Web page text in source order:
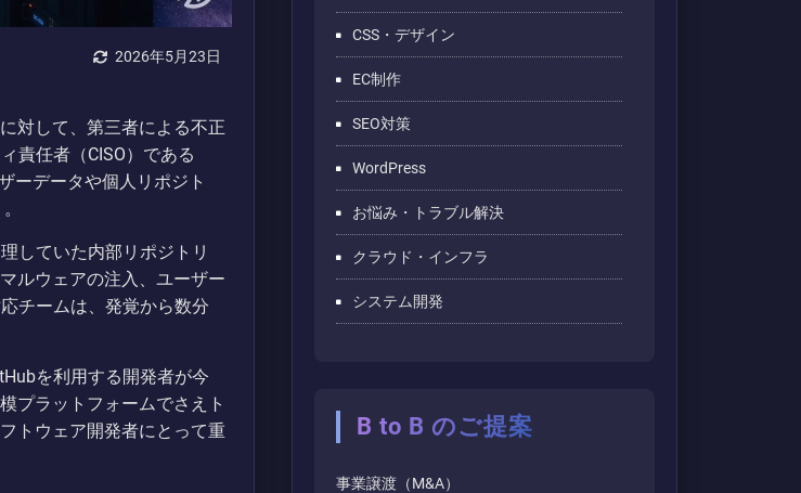
2026年5月23日
対して、第三者による不正
責任者（CISO）である
ーデータや個人リポジト
していた内部リポジトリ
ルウェアの注入、ユーザー
チームは、発覚から数分
を利用する開発者が今
プラットフォームでさえト
トウェア開発者にとって重
CSS・デザイン
EC制作
SEO対策
WordPress
お悩み・トラブル解決
クラウド・インフラ
システム開発
B to B のご提案
事業譲渡（M&A）